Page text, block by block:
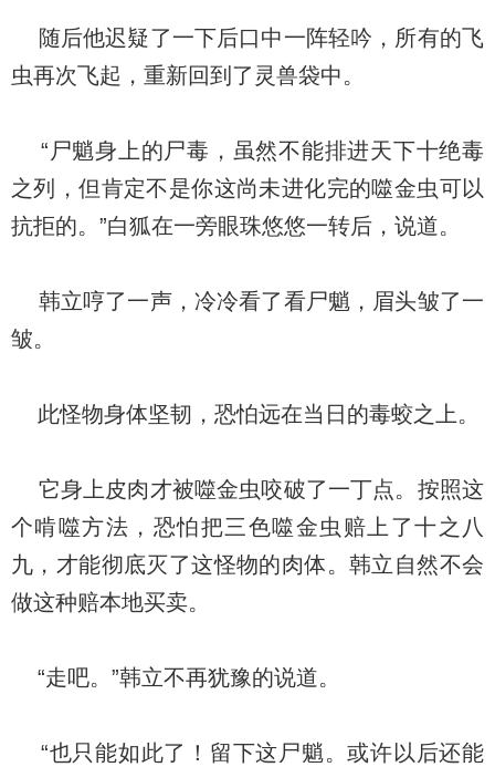
随后他迟疑了一下后口中一阵轻吟，所有的飞
虫再次飞起，重新回到了灵兽袋中。
“尸魈身上的尸毒，虽然不能排进天下十绝毒
之列，但肯定不是你这尚未进化完的噬金虫可以
抗拒的。”白狐在一旁眼珠悠悠一转后，说道。
韩立哼了一声，冷冷看了看尸魈，眉头皱了一
皱。
此怪物身体坚韧，恐怕远在当日的毒蛟之上。
它身上皮肉才被噬金虫咬破了一丁点。按照这
个啃噬方法，恐怕把三色噬金虫赔上了十之八
九，才能彻底灭了这怪物的肉体。韩立自然不会
做这种赔本地买卖。
“走吧。”韩立不再犹豫的说道。
“也只能如此了！留下这尸魈。或许以后还能